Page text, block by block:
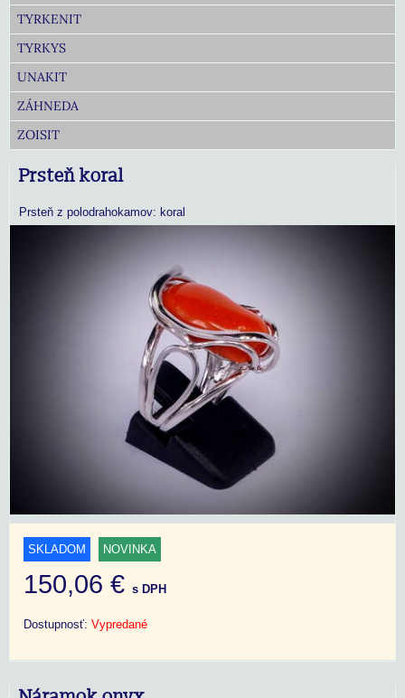
TYRKENIT
TYRKYS
UNAKIT
ZÁHNEDA
ZOISIT
Prsteň koral
Prsteň z polodrahokamov: koral
SKLADOM NOVINKA
150,06 € s DPH
Dostupnosť: Vypredané